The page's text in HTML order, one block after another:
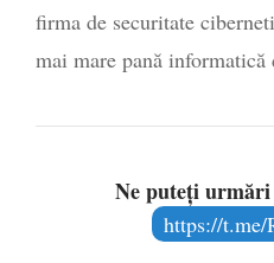
firma de securitate
mai mare pană
Ne puteți urmări
https://t.me/